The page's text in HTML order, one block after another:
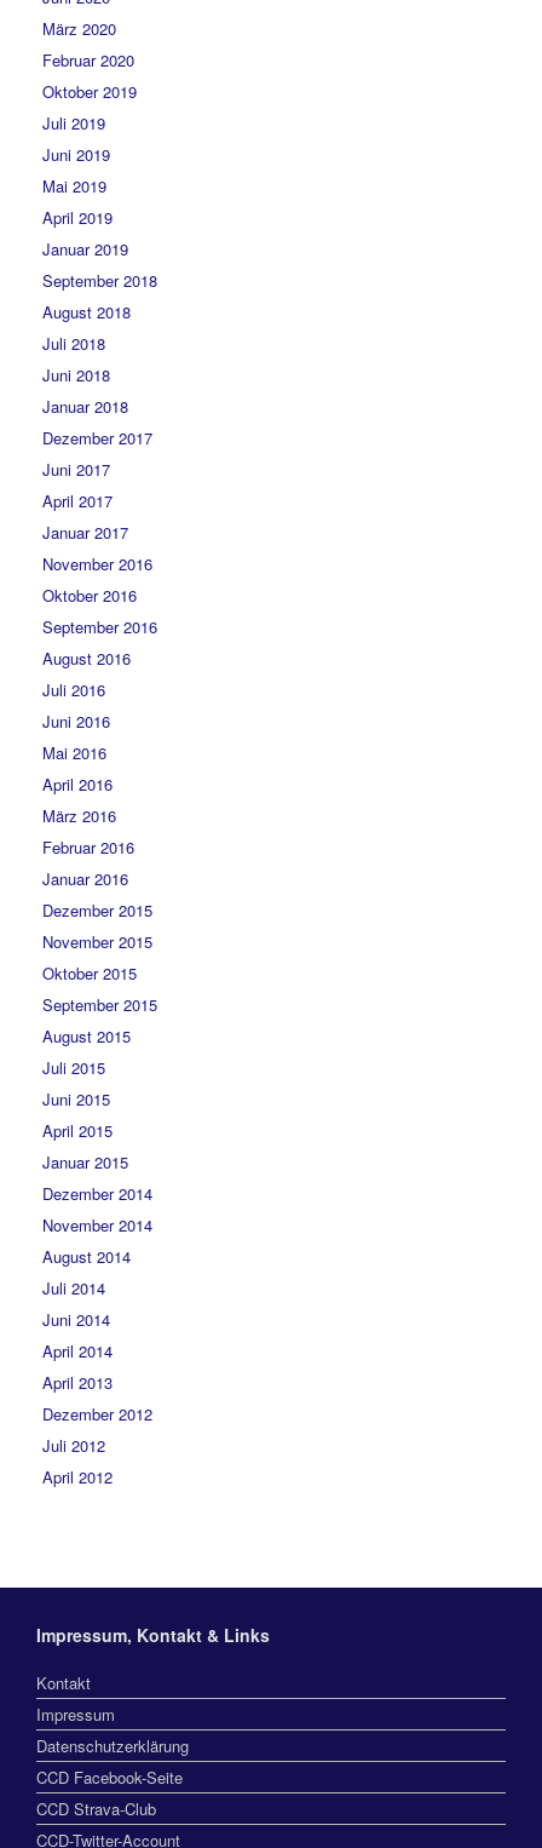
März 2020
Februar 2020
Oktober 2019
Juli 2019
Juni 2019
Mai 2019
April 2019
Januar 2019
September 2018
August 2018
Juli 2018
Juni 2018
Januar 2018
Dezember 2017
Juni 2017
April 2017
Januar 2017
November 2016
Oktober 2016
September 2016
August 2016
Juli 2016
Juni 2016
Mai 2016
April 2016
März 2016
Februar 2016
Januar 2016
Dezember 2015
November 2015
Oktober 2015
September 2015
August 2015
Juli 2015
Juni 2015
April 2015
Januar 2015
Dezember 2014
November 2014
August 2014
Juli 2014
Juni 2014
April 2014
April 2013
Dezember 2012
Juli 2012
April 2012
Impressum, Kontakt & Links
Kontakt
Impressum
Datenschutzerklärung
CCD Facebook-Seite
CCD Strava-Club
CCD-Twitter-Account